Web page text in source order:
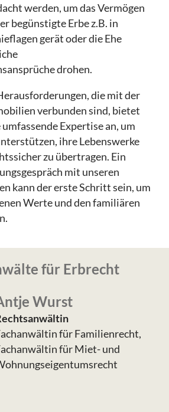
werden, um das Vermögen
begünstigte Erbe z.B. in
gerät oder die Ehe
drohen.
die mit der
verbunden sind, bietet
Expertise an, um
ihre Lebenswerke
zu übertragen. Ein
mit unseren
kann der erste Schritt sein, um
Werte und den familiären
für Erbrecht
Wurst
für Familienrecht,
für Miet- und